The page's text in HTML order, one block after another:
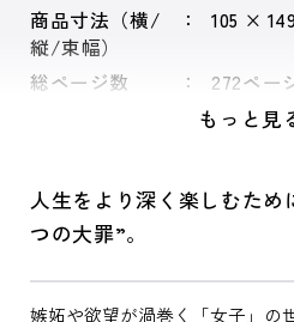
商品寸法（横/
縦/束幅）
105 ×
総ページ数 272ペー
もっと見
人生をより深く楽しむた
つの大罪”。
嫉妬や欲望が渦巻く「女子」の